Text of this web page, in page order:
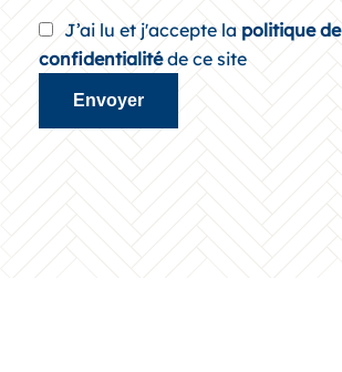
J’ai lu et j'accepte la politique de
confidentialitéde ce site
Envoyer